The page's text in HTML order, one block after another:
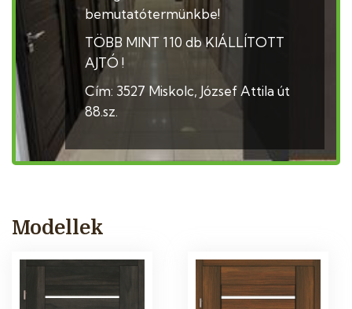
bemutatótermünkbe!
TÖBB MINT 110 db KIÁLLÍTOTT
AJTÓ !
Cím: 3527 Miskolc, József Attila út
88.sz.
Modellek